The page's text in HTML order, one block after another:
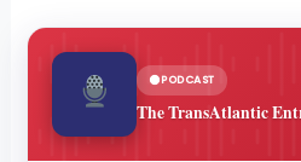
PODCAST
The TransAtlantic